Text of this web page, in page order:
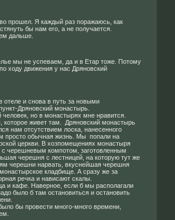
прошел. Я каждый раз поражаюсь, как
бы нам его, а не получается.
дальше.
мы не успеваем, да и в Етар тоже. Потому
ходу движения у нас Дряновский
отеле и снова в путь за новыми
Дряновский монастырь.
но в монастырях мне нравится.
которое живет там. Дряновский монастырь
нам отсутствием лоска, нанесенного
просто обычная жизнь. Мы попали на
церкви. В хозпомещениях монастыря
с черешневым компотом, заготовленным
черешня с лестницей, на которую тут же
черешни нарвать, вкуснейшая черешня
кладбище. А сразу же за
речка и нависают скалы.
и кафе. Наверное, если б мы располагали
было б там остановиться и остановить
бы провести много-много времени,